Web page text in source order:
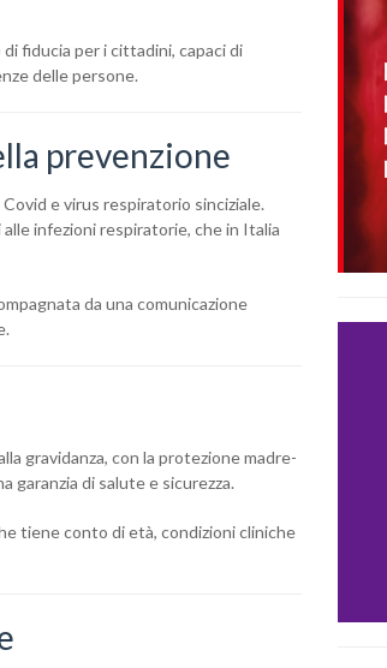
fiducia per i cittadini, capaci di
delle persone.
prevenzione
e virus respiratorio sinciziale.
infezioni respiratorie, che in Italia
da una comunicazione
gravidanza, con la protezione madre-
garanzia di salute e sicurezza.
tiene conto di età, condizioni cliniche